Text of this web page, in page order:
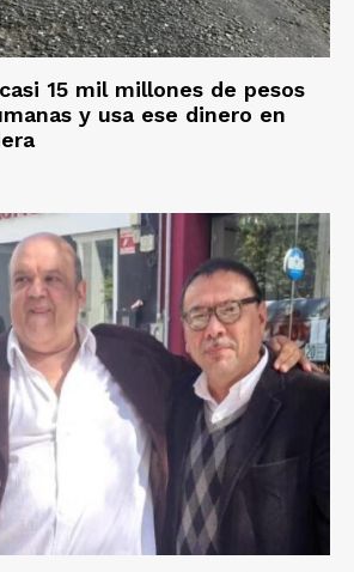
15 mil millones de pesos
y usa ese dinero en